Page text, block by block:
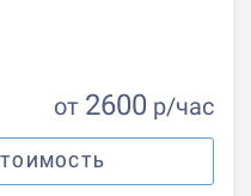
от 2600 р/час